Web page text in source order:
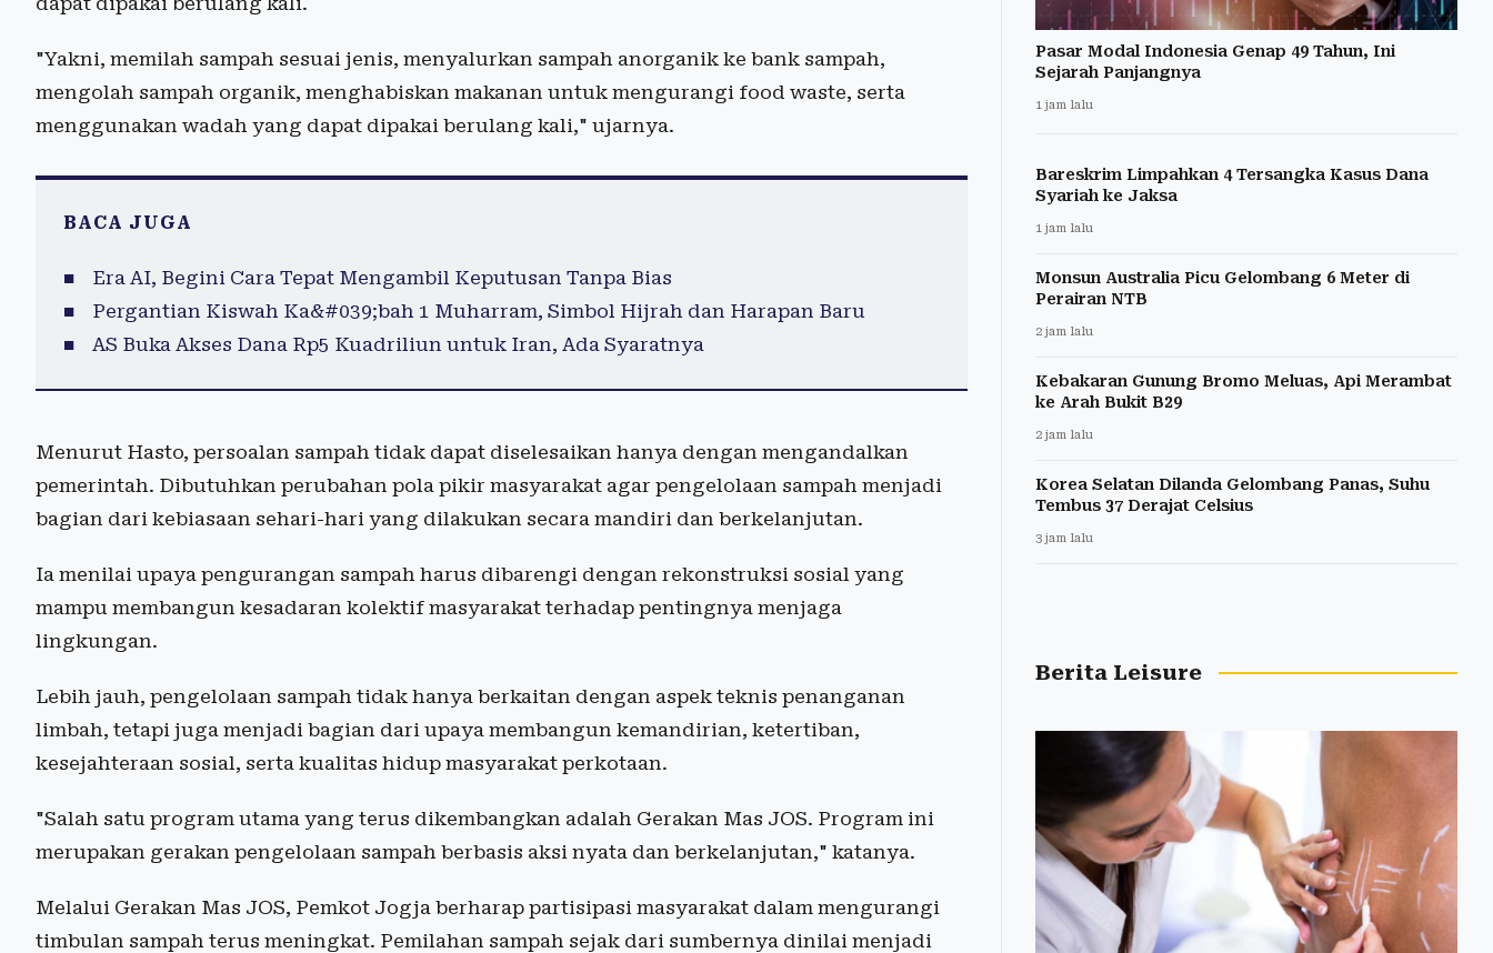
"Yakni, memilah sampah sesuai jenis, menyalurkan sampah anorganik ke bank sampah,
mengolah sampah organik, menghabiskan makanan untuk mengurangi food waste, serta
menggunakan wadah yang dapat dipakai berulang kali," ujarnya.
BACA JUGA
Era AI, Begini Cara Tepat Mengambil Keputusan Tanpa Bias
Pergantian Kiswah Ka&#039;bah 1 Muharram, Simbol Hijrah dan Harapan Baru
AS Buka Akses Dana Rp5 Kuadriliun untuk Iran, Ada Syaratnya
Menurut Hasto, persoalan sampah tidak dapat diselesaikan hanya dengan mengandalkan
pemerintah. Dibutuhkan perubahan pola pikir masyarakat agar pengelolaan sampah menjadi
bagian dari kebiasaan sehari-hari yang dilakukan secara mandiri dan berkelanjutan.
Ia menilai upaya pengurangan sampah harus dibarengi dengan rekonstruksi sosial yang
mampu membangun kesadaran kolektif masyarakat terhadap pentingnya menjaga
lingkungan.
Lebih jauh, pengelolaan sampah tidak hanya berkaitan dengan aspek teknis penanganan
limbah, tetapi juga menjadi bagian dari upaya membangun kemandirian, ketertiban,
kesejahteraan sosial, serta kualitas hidup masyarakat perkotaan.
"Salah satu program utama yang terus dikembangkan adalah Gerakan Mas JOS. Program ini
merupakan gerakan pengelolaan sampah berbasis aksi nyata dan berkelanjutan," katanya.
Melalui Gerakan Mas JOS, Pemkot Jogja berharap partisipasi masyarakat dalam mengurangi
timbulan sampah terus meningkat. Pemilahan sampah sejak dari sumbernya dinilai menjadi
Pasar Modal Indonesia Genap 49 Tahun, Ini
Sejarah Panjangnya
1 jam lalu
Bareskrim Limpahkan 4 Tersangka Kasus Dana
Syariah ke Jaksa
1 jam lalu
Monsun Australia Picu Gelombang 6 Meter di
Perairan NTB
2 jam lalu
Kebakaran Gunung Bromo Meluas, Api Merambat
ke Arah Bukit B29
2 jam lalu
Korea Selatan Dilanda Gelombang Panas, Suhu
Tembus 37 Derajat Celsius
3 jam lalu
Berita Leisure